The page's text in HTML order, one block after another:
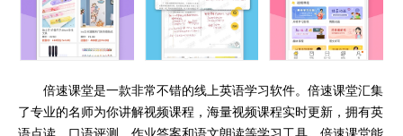
倍速课堂是一款非常不错的线上英语学习软件。倍速课堂汇集
了专业的名师为你讲解视频课程，海量视频课程实时更新，拥有英
语点读、口语评测、作业答案和语文朗读等学习工具。倍速课堂能